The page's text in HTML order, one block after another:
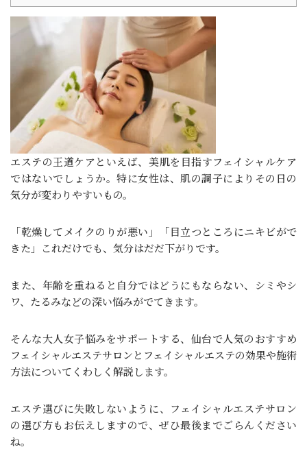
エステの王道ケアといえば、美肌を目指すフェイシャルケア
ではないでしょうか。特に女性は、肌の調子によりその日の
気分が変わりやすいもの。
「乾燥してメイクのりが悪い」「目立つところにニキビがで
きた」これだけでも、気分はだだ下がりです。
また、年齢を重ねると自分ではどうにもならない、シミやシ
ワ、たるみなどの深い悩みがでてきます。
そんな大人女子悩みをサポートする、仙台で人気のおすすめ
フェイシャルエステサロンとフェイシャルエステの効果や施術
方法についてくわしく解説します。
エステ選びに失敗しないように、フェイシャルエステサロン
の選び方もお伝えしますので、ぜひ最後までごらんください
ね。